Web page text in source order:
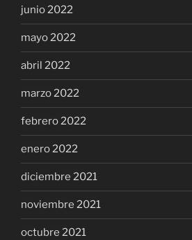
junio 2022
mayo 2022
abril 2022
marzo 2022
febrero 2022
enero 2022
diciembre 2021
noviembre 2021
octubre 2021